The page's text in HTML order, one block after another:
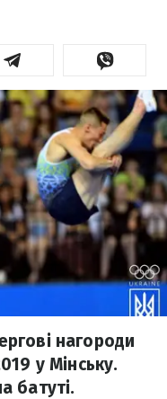
нагороди
у Мінську.
батуті.